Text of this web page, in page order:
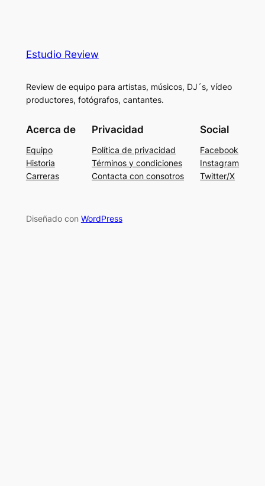
Estudio Review
Review de equipo para artistas, músicos, DJ´s, vídeo
productores, fotógrafos, cantantes.
Acerca de
Equipo
Historia
Carreras
Privacidad
Política de privacidad
Términos y condiciones
Contacta con consotros
Social
Facebook
Instagram
Twitter/X
Diseñado con WordPress